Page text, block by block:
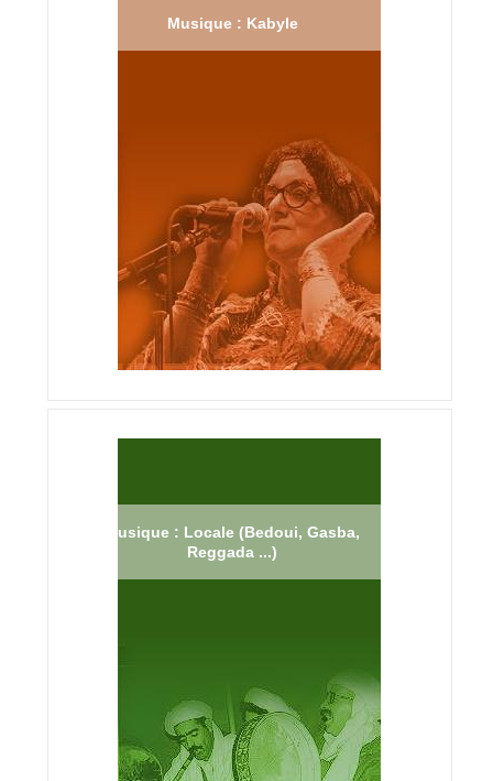
Musique : Kabyle
Musique : Locale (Bedoui, Gasba,
Reggada ...)